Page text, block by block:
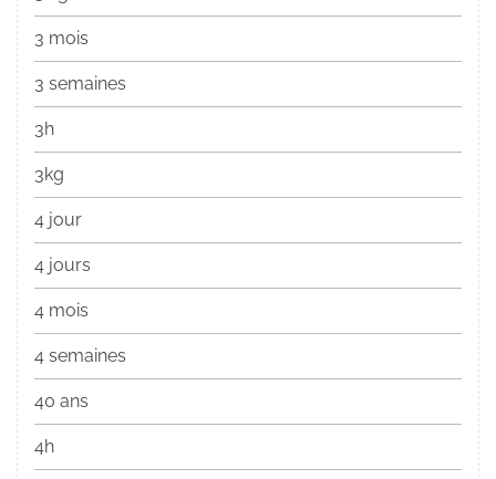
3 mois
3 semaines
3h
3kg
4 jour
4 jours
4 mois
4 semaines
40 ans
4h